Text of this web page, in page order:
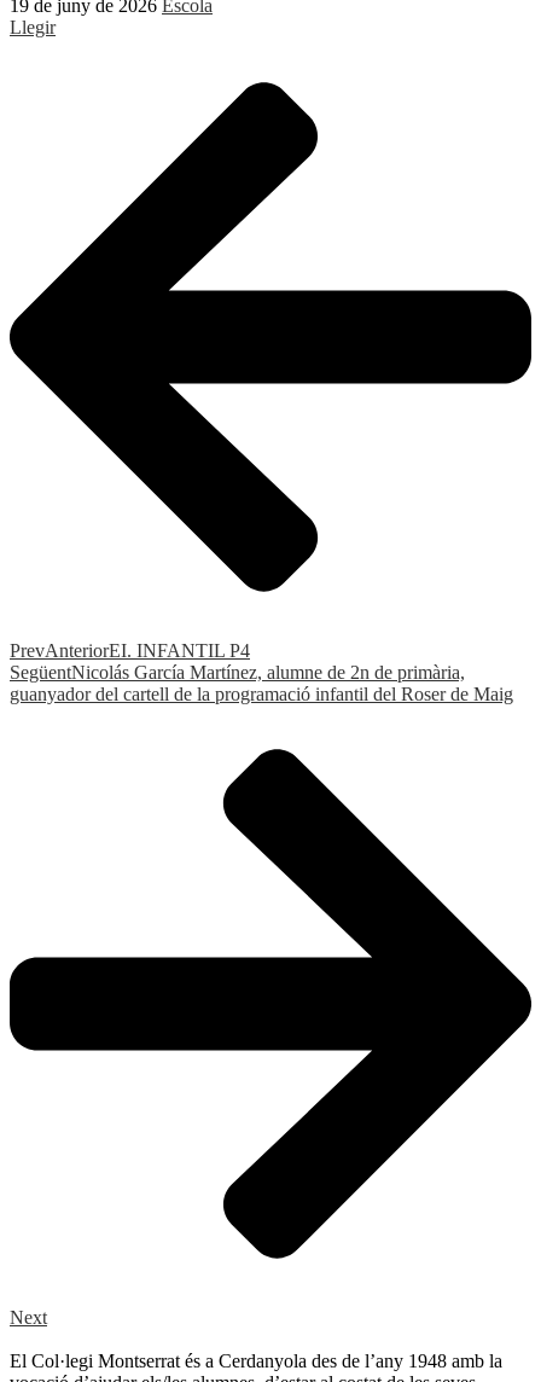
19 de juny de 2026 Escola
Llegir
PrevAnteriorEI. INFANTIL P4
SegüentNicolás García Martínez, alumne de 2n de primària,
guanyador del cartell de la programació infantil del Roser de Maig
Next
El Col·legi Montserrat és a Cerdanyola des de l’any 1948 amb la